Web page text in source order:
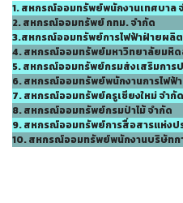
1. สหกรณ์ออมทรัพย์พนักงานเทศบาล
2. สหกรณ์ออมทรัพย์ กทม. จำกัด
3.สหกรณ์ออมทรัพย์การไฟฟ้าฝ่ายผลิต
4. สหกรณ์ออมทรัพย์มหาวิทยาลัยมหิด
5. สหกรณ์ออมทรัพย์กรมส่งเสริมการ
6. สหกรณ์ออมทรัพย์พนักงานการไฟฟ้
7. สหกรณ์ออมทรัพย์ครูเชียงใหม่ จำกัด
8. สหกรณ์ออมทรัพย์กรมป่าไม้ จำกัด
9. สหกรณ์ออมทรัพย์การสื่อสารแห่งป
10. สหกรณ์ออมทรัพย์พนักงานบริษัทก